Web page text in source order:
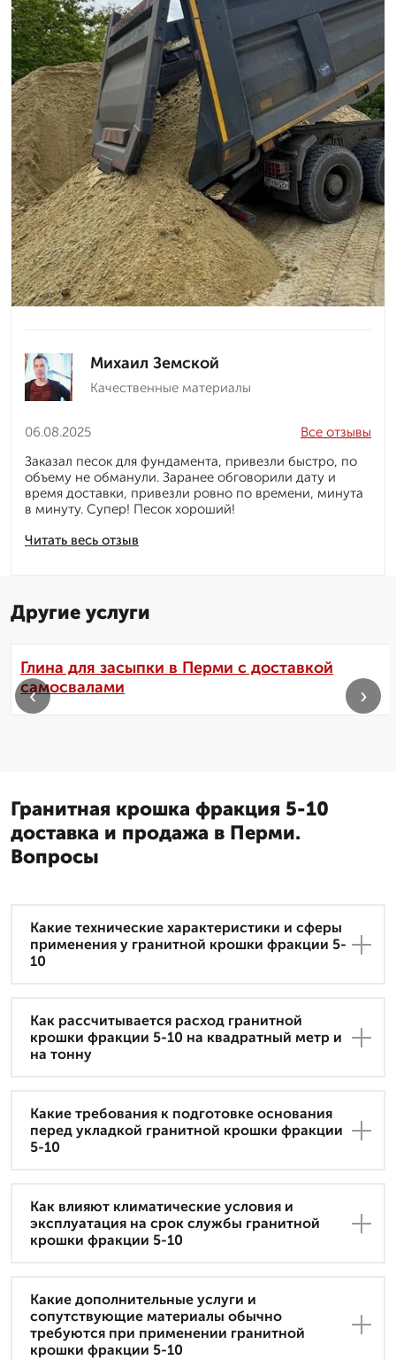
Михаил Земской
Качественные материалы
06.08.2025
Читать весь отзыв
Все отзывы
Заказал песок для фундамента, привезли быстро, по
объему не обманули. Заранее обговорили дату и
время доставки, привезли ровно по времени, минута
в минуту. Супер! Песок хороший!
Другие услуги
Глина для засыпки в Перми с доставкой
самосвалами
‹ ›
Гранитная крошка фракция 5-10
доставка и продажа в Перми.
Вопросы
Какие технические характеристики и сферы
применения у гранитной крошки фракции 5-
10
Как рассчитывается расход гранитной
крошки фракции 5-10 на квадратный метр и
на тонну
Какие требования к подготовке основания
перед укладкой гранитной крошки фракции
5-10
Как влияют климатические условия и
эксплуатация на срок службы гранитной
крошки фракции 5-10
Какие дополнительные услуги и
сопутствующие материалы обычно
требуются при применении гранитной
крошки фракции 5-10